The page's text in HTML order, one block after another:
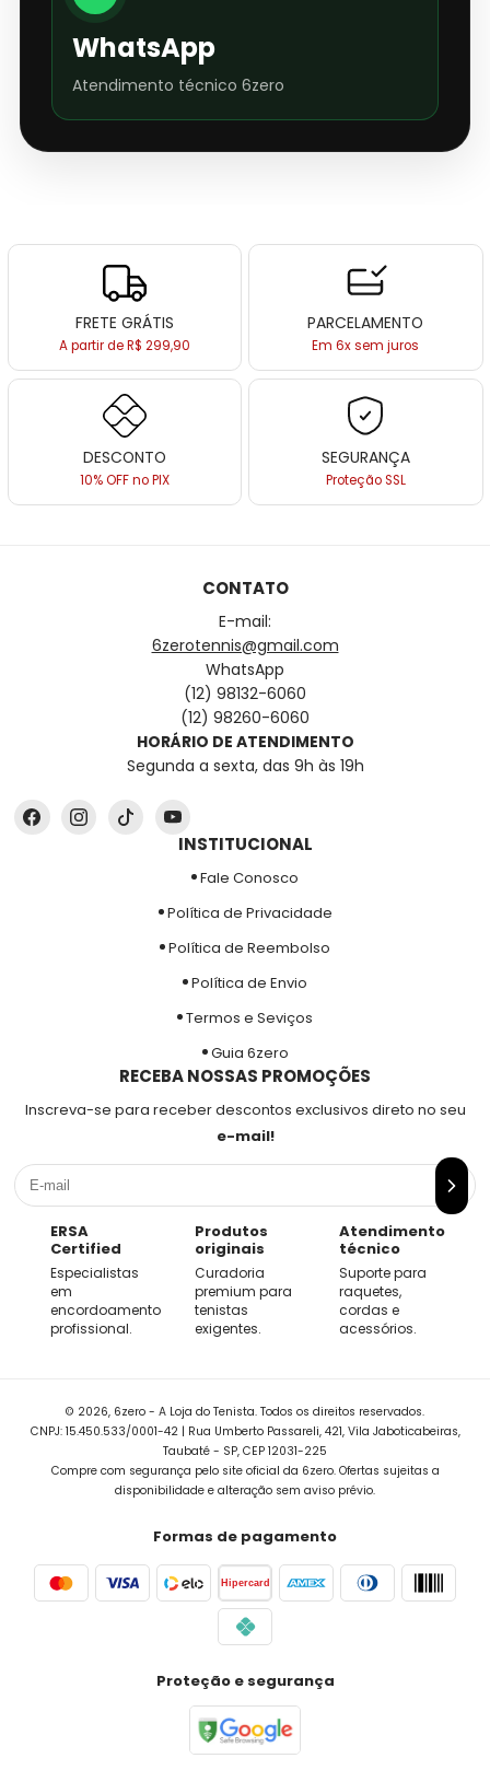
WhatsApp
Atendimento técnico 6zero
FRETE GRÁTIS
A partir de R$ 299,90
PARCELAMENTO
Em 6x sem juros
DESCONTO
10% OFF no PIX
SEGURANÇA
Proteção SSL
CONTATO
E-mail:
6zerotennis@gmail.com
WhatsApp
(12) 98132-6060
(12) 98260-6060
HORÁRIO DE ATENDIMENTO
Segunda a sexta, das 9h às 19h
INSTITUCIONAL
Fale Conosco
Política de Privacidade
Política de Reembolso
Política de Envio
Termos e Seviços
Guia 6zero
RECEBA NOSSAS PROMOÇÕES
Inscreva-se para receber descontos exclusivos direto no seu
e-mail!
ERSA
Certified
Especialistas
em
encordoamento
profissional.
Produtos
originais
Curadoria
premium para
tenistas
exigentes.
Atendimento
técnico
Suporte para
raquetes,
cordas e
acessórios.
© 2026, 6zero - A Loja do Tenista. Todos os direitos reservados.
CNPJ: 15.450.533/0001-42 | Rua Umberto Passareli, 421, Vila Jaboticabeiras,
Taubaté - SP, CEP 12031-225
Compre com segurança pelo site oficial da 6zero. Ofertas sujeitas a
disponibilidade e alteração sem aviso prévio.
Formas de pagamento
Hipercard
Proteção e segurança